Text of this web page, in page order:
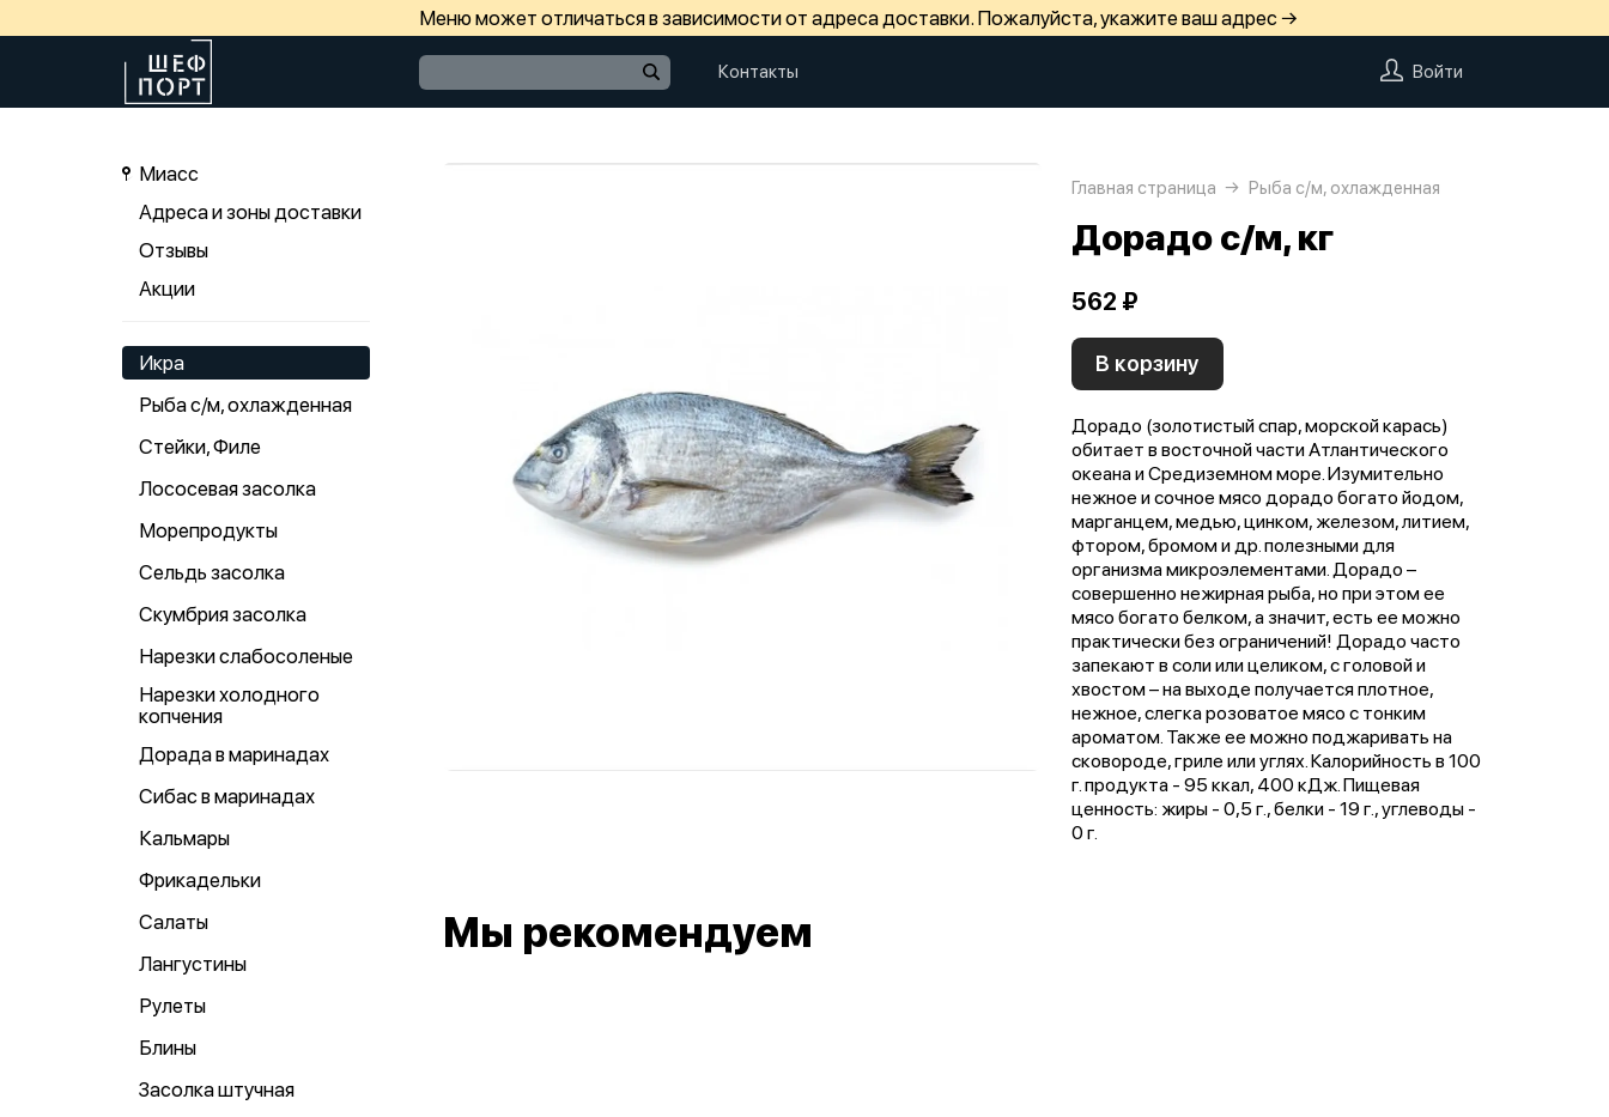
Меню может отличаться в зависимости от адреса доставки. Пожалуйста, укажите ваш адрес →
Контакты Войти
Миасс
Адреса и зоны доставки
Отзывы
Акции
Икра
Рыба с/м, охлажденная
Стейки, Филе
Лососевая засолка
Морепродукты
Сельдь засолка
Скумбрия засолка
Нарезки слабосоленые
Нарезки холодного
копчения
Дорада в маринадах
Сибас в маринадах
Кальмары
Фрикадельки
Салаты
Лангустины
Рулеты
Блины
Засолка штучная
Главная страница Рыба с/м, охлажденная
Дорадо с/м, кг
562 ₽
В корзину
Дорадо (золотистый спар, морской карась)
обитает в восточной части Атлантического
океана и Средиземном море. Изумительно
нежное и сочное мясо дорадо богато йодом,
марганцем, медью, цинком, железом, литием,
фтором, бромом и др. полезными для
организма микроэлементами. Дорадо –
совершенно нежирная рыба, но при этом ее
мясо богато белком, а значит, есть ее можно
практически без ограничений! Дорадо часто
запекают в соли или целиком, с головой и
хвостом – на выходе получается плотное,
нежное, слегка розоватое мясо с тонким
ароматом. Также ее можно поджаривать на
сковороде, гриле или углях. Калорийность в 100
г. продукта - 95 ккал, 400 кДж. Пищевая
ценность: жиры - 0,5 г., белки - 19 г., углеводы -
0 г.
Мы рекомендуем